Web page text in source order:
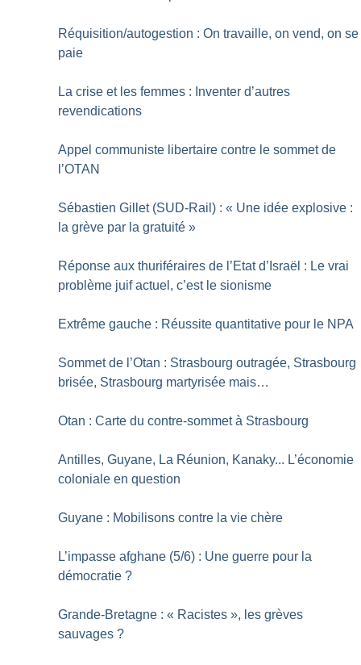
Réquisition/autogestion : On travaille, on vend, on se
paie
La crise et les femmes : Inventer d’autres
revendications
Appel communiste libertaire contre le sommet de
l’OTAN
Sébastien Gillet (SUD-Rail) : « Une idée explosive :
la grève par la gratuité »
Réponse aux thuriféraires de l’Etat d’Israël : Le vrai
problème juif actuel, c’est le sionisme
Extrême gauche : Réussite quantitative pour le NPA
Sommet de l’Otan : Strasbourg outragée, Strasbourg
brisée, Strasbourg martyrisée mais…
Otan : Carte du contre-sommet à Strasbourg
Antilles, Guyane, La Réunion, Kanaky... L’économie
coloniale en question
Guyane : Mobilisons contre la vie chère
L’impasse afghane (5/6) : Une guerre pour la
démocratie ?
Grande-Bretagne : « Racistes », les grèves
sauvages ?